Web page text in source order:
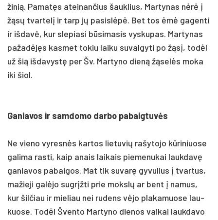
ži­nią. Pa­matęs atei­nan­čius šauk­lius, Mar­ty­nas nėrė į
žąsų tvar­telį ir tarp jų pa­si­slėpė. Bet tos ėmė ga­gen­ti
ir iš­davė, kur sle­pia­si būsi­ma­sis vys­ku­pas. Mar­ty­nas
pa­žadėjęs kas­met to­kiu lai­ku su­val­gy­ti po žąsį, todėl
už šią iš­da­vystę per Šv. Mar­ty­no dieną žąselės mo­ka
iki šiol.
Ga­nia­vos ir sam­do­mo dar­bo pa­baig­tuvės
Ne vie­no vy­resnės kar­tos lie­tu­vių ra­šy­to­jo kūri­niuo­se
ga­li­ma ras­ti, kaip anais lai­kais pie­me­nu­kai lauk­davę
ga­nia­vos pa­bai­gos. Mat tik su­varę gy­vu­lius į tvar­tus,
ma­žie­ji galė­jo su­grįžti prie mokslų ar bent į na­mus,
kur šil­čiau ir mie­liau nei ru­dens vėjo pla­ka­muo­se lau­
kuo­se. Todėl Šven­to Mar­ty­no die­nos vai­kai lauk­da­vo